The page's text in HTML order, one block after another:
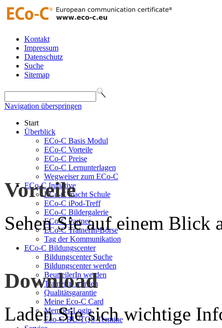
Kontakt
Impressum
Datenschutz
Suche
Sitemap
Navigation überspringen
Start
Überblick
ECo-C Basis Modul
ECo-C Vorteile
ECo-C Preise
ECo-C Lernunterlagen
Wegweiser zum ECo-C
ECo-C Initiative
ECo-C macht Schule
ECo-C iPod-Treff
ECo-C Bildergalerie
ECo-C Partner
ECo-C TrainerIn-Börse
Tag der Kommunikation
ECo-C Bildungscenter
Bildungscenter Suche
Bildungscenter werden
BeurteilerIn werden
TrainerIn werden
Qualitätsgarantie
Meine Eco-C Card
Member-Login
Eco-C BU/TQS Termine
Vorteile
Sehen Sie auf einem Blick
Download
Laden Sie sich wichtige